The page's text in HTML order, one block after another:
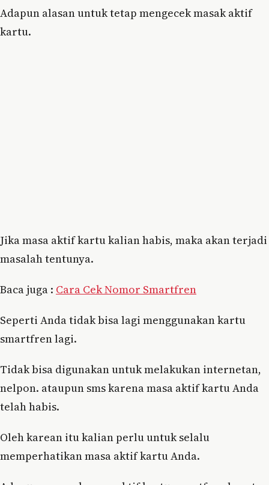
Adapun alasan untuk tetap mengecek masak aktif
kartu.
Jika masa aktif kartu kalian habis, maka akan terjadi
masalah tentunya.
Baca juga : Cara Cek Nomor Smartfren
Seperti Anda tidak bisa lagi menggunakan kartu
smartfren lagi.
Tidak bisa digunakan untuk melakukan internetan,
nelpon. ataupun sms karena masa aktif kartu Anda
telah habis.
Oleh karean itu kalian perlu untuk selalu
memperhatikan masa aktif kartu Anda.